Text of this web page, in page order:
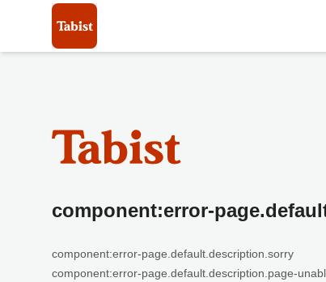
component:error-
component:error-page.default.description.sorry
component:error-page.default.description.page-